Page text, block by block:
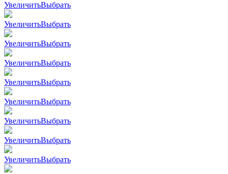
УвеличитьВыбрать
УвеличитьВыбрать
УвеличитьВыбрать
УвеличитьВыбрать
УвеличитьВыбрать
УвеличитьВыбрать
УвеличитьВыбрать
УвеличитьВыбрать
УвеличитьВыбрать